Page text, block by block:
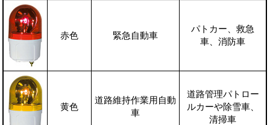
赤色 緊急自動車
パトカー、救急
車、消防車
黄色
道路維持作業用自動
車
道路管理パトロー
ルカーや除雪車、
清掃車